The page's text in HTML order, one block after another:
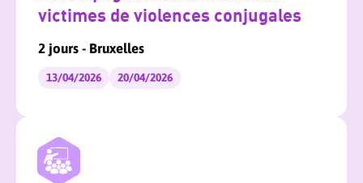
victimes de violences conjugales
2 jours - Bruxelles
13/04/2026 20/04/2026